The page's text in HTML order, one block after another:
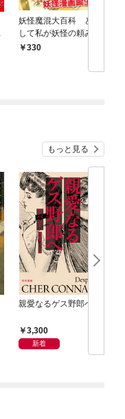
妖怪魔混大百科 どう
して私が妖怪の頼みを
聞かなきゃいけない
330
もっと見る
親愛なるゲス野郎へ
3,300
新着